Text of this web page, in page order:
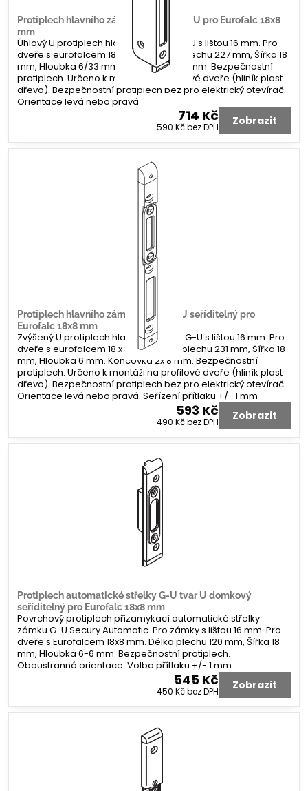
Protiplech hlavního zámku G-U úhlový U pro Eurofalc 18x8
mm
Úhlový U protiplech hlavního zámku G-U s lištou 16 mm. Pro
dveře s eurofalcem 18 x 8 mm. Délka plechu 227 mm, Šířka 18
mm, Hloubka 6/33 mm. Koncovka 2x 8 mm. Bezpečnostní
protiplech. Určeno k montáži na profilové dveře (hliník plast
dřevo). Bezpečnostní protiplech bez pro elektrický otevírač.
Orientace levá nebo pravá
714 Kč
590 Kčbez DPH Zobrazit
Protiplech hlavního zámku G-U tvar U seříditelný pro
Eurofalc 18x8 mm
Zvýšený U protiplech hlavního zámku G-U s lištou 16 mm. Pro
dveře s eurofalcem 18 x 8 mm. Délka plechu 231 mm, Šířka 18
mm, Hloubka 6 mm. Koncovka 2x 8 mm. Bezpečnostní
protiplech. Určeno k montáži na profilové dveře (hliník plast
dřevo). Bezpečnostní protiplech bez pro elektrický otevírač.
Orientace levá nebo pravá. Seřízení přítlaku +/- 1 mm
593 Kč
490 Kčbez DPH Zobrazit
Protiplech automatické střelky G-U tvar U domkový
seříditelný pro Eurofalc 18x8 mm
Povrchový protiplech přizamykací automatické střelky
zámku G-U Secury Automatic. Pro zámky s lištou 16 mm. Pro
dveře s Eurofalcem 18x8 mm. Délka plechu 120 mm, Šířka 18
mm, Hloubka 6-6 mm. Bezpečnostní protiplech.
Oboustranná orientace. Volba přítlaku +/- 1 mm
545 Kč
450 Kčbez DPH Zobrazit